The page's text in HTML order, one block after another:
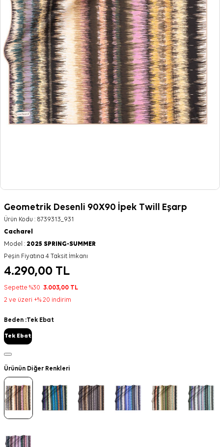
Geometrik Desenli 90X90 İpek Twill Eşarp
Ürün Kodu : 8739313_931
Cacharel
Model : 2025 SPRING-SUMMER
Peşin Fiyatına 4 Taksit İmkanı
4.290,00 TL
Sepette %30 3.003,00 TL
2 ve üzeri +% 20 indirim
Beden :Tek Ebat
Tek Ebat
Ürünün Diğer Renkleri